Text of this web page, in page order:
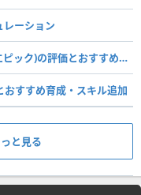
レーション
EPマルクファンボメル(31周年/無料エピック)の評価とおすすめ育成・スキル追加
すすめ育成・スキル追加
と見る